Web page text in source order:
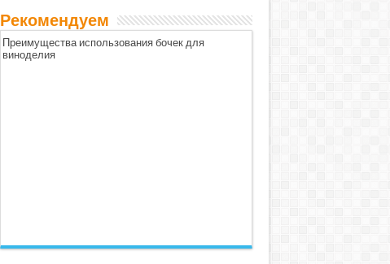
Рекомендуем
Преимущества использования бочек для
виноделия